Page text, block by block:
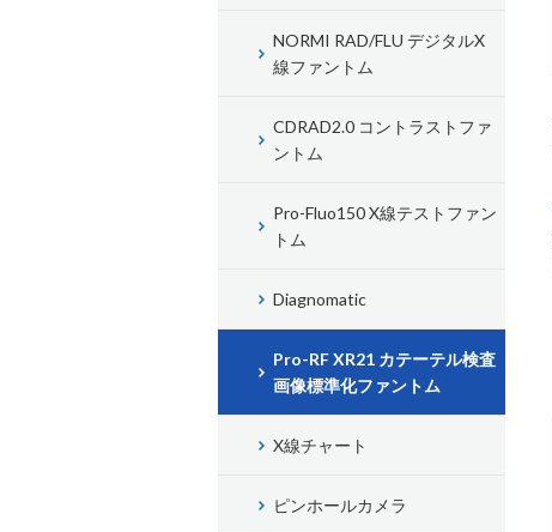
NORMI RAD/FLU デジタルX
線ファントム
CDRAD2.0 コントラストファ
ントム
Pro-Fluo150 X線テストファン
トム
Diagnomatic
Pro-RF XR21 カテーテル検査
画像標準化ファントム
X線チャート
ピンホールカメラ